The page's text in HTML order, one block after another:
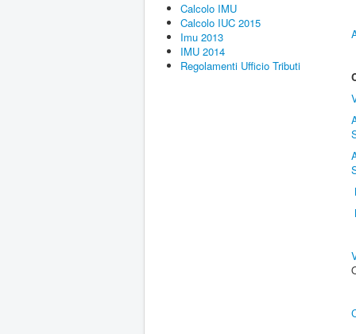
Calcolo IMU
Calcolo IUC 2015
Imu 2013
IMU 2014
Regolamenti Ufficio Tributi